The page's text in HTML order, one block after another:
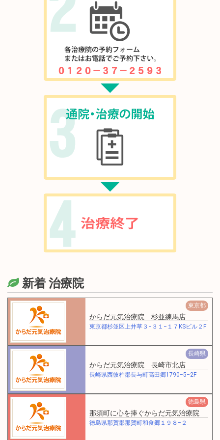
新着 治療院
東京都
からだ元気治療院 杉並練馬店
東京都杉並区上井草３−３１−１７KSビル２F
長崎県
からだ元気治療院 長崎市北店
長崎県西彼杵郡長与町高田郷1790−5−2F
徳島県
那須町に心を捧ぐからだ元気治療院
徳島県那賀郡那賀町和食郷１９８−２